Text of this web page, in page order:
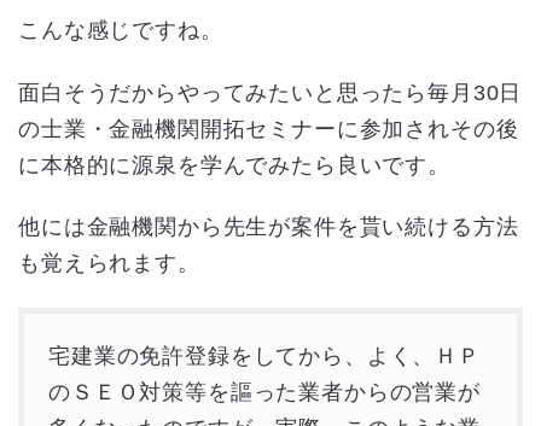
こんな感じですね。
面白そうだからやってみたいと思ったら毎月30日
の士業・金融機関開拓セミナーに参加されその後
に本格的に源泉を学んでみたら良いです。
他には金融機関から先生が案件を貰い続ける方法
も覚えられます。
宅建業の免許登録をしてから、よく、ＨＰ
のＳＥＯ対策等を謳った業者からの営業が